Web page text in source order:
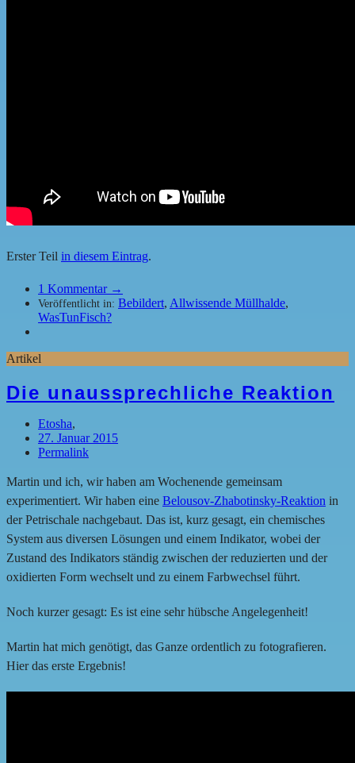
Erster Teil in diesem Eintrag.
1 Kommentar →
Veröffentlicht in: Bebildert, Allwissende Müllhalde,
WasTunFisch?
Artikel
Die unaussprechliche Reaktion
Etosha,
27. Januar 2015
Permalink
Martin und ich, wir haben am Wochenende gemeinsam
experimentiert. Wir haben eine Belousov-Zhabotinsky-Reaktion in
der Petrischale nachgebaut. Das ist, kurz gesagt, ein chemisches
System aus diversen Lösungen und einem Indikator, wobei der
Zustand des Indikators ständig zwischen der reduzierten und der
oxidierten Form wechselt und zu einem Farbwechsel führt.
Noch kurzer gesagt: Es ist eine sehr hübsche Angelegenheit!
Martin hat mich genötigt, das Ganze ordentlich zu fotografieren.
Hier das erste Ergebnis!